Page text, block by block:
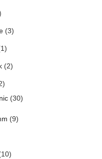
(3)
(2)
(30)
(9)